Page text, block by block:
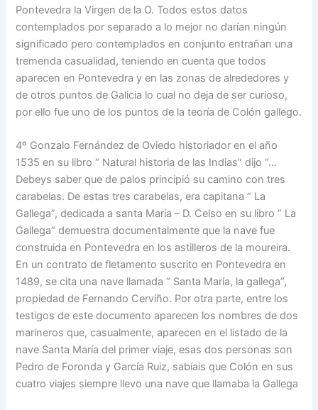
Pontevedra la Virgen de la O. Todos estos datos
contemplados por separado a lo mejor no darían ningún
significado pero contemplados en conjunto entrañan una
tremenda casualidad, teniendo en cuenta que todos
aparecen en Pontevedra y en las zonas de alrededores y
de otros puntos de Galicia lo cual no deja de ser curioso,
por ello fue uno de los puntos de la teoría de Colón gallego.
4º Gonzalo Fernández de Oviedo historiador en el año
1535 en su libro “ Natural historia de las Indias” dijo “…
Debeys saber que de palos principió su camino con tres
carabelas. De estas tres carabelas, era capitana “ La
Gallega”, dedicada a santa María – D. Celso en su libro “ La
Gallega” demuestra documentalmente que la nave fue
construida en Pontevedra en los astilleros de la moureira.
En un contrato de fletamento suscrito en Pontevedra en
1489, se cita una nave llamada “ Santa María, la gallega”,
propiedad de Fernando Cerviño. Por otra parte, entre los
testigos de este documento aparecen los nombres de dos
marineros que, casualmente, aparecen en el listado de la
nave Santa María del primer viaje, esas dos personas son
Pedro de Foronda y García Ruiz, sabíais que Colón en sus
cuatro viajes siempre llevo una nave que llamaba la Gallega